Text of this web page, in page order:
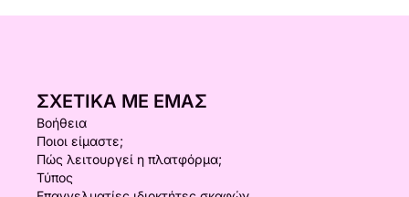
ΣΧΕΤΙΚΆ ΜΕ ΕΜΆΣ
Βοήθεια
Ποιοι είμαστε;
Πώς λειτουργεί η πλατφόρμα;
Τύπος